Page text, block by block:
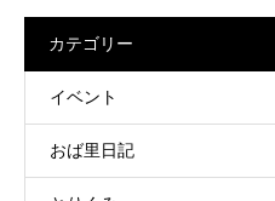
カテゴリー
イベント
おば里日記